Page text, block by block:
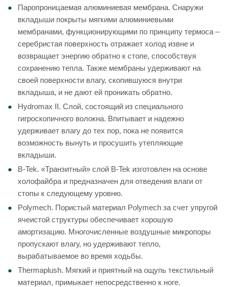
Паропроницаемая алюминиевая мембрана. Снаружи
вкладыши покрыты мягкими алюминиевыми
мембранами, функционирующими по принципу термоса –
серебристая поверхность отражает холод извне и
возвращает энергию обратно к стопе, способствуя
сохранению тепла. Также мембраны удерживают на
своей поверхности влагу, скопившуюся внутри
вкладыша, и не дают ей проникать обратно.
Hydromax II. Слой, состоящий из специального
гигроскопичного волокна. Впитывает и надежно
удерживает влагу до тех пор, пока не появится
возможность вынуть и просушить утепляющие
вкладыши.
B-Tek. «Транзитный» слой B-Tek изготовлен на основе
холофайбра и предназначен для отведения влаги от
стопы к следующему уровню.
Polymech. Пористый материал Polymech за счет упругой
ячеистой структуры обеспечивает хорошую
амортизацию. Многочисленные воздушные микропоры
пропускают влагу, но удерживают тепло,
вырабатываемое во время ходьбы.
Thermaplush. Мягкий и приятный на ощупь текстильный
материал, примыкает непосредственно к ноге.